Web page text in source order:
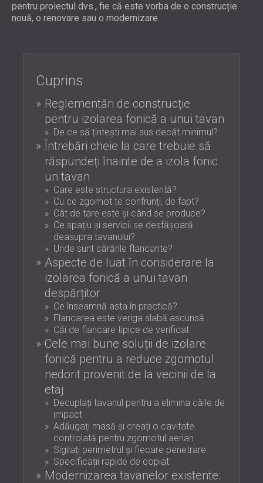
ECHIPAMENTELOR, GENERATOARELOR ȘI
UNITĂȚILOR DE RĂCIRE
PENTRU STUDIOURI PROFESIONALE
TESTARE ȘI LABORATOARE
IZOLARE FONICA & PANOURI ACUSTICE
PENTRU RESTAURANTE SI CLUBURI
IZOLARE FONICA & SOLUȚII ACUSTICE
PENTRU HOTELURI
IZOLARE FONICA & PANOURI ACUSTICE
PENTRU SĂLI ȘI TEATRE
SOLUȚII DE IZOLARE FONICĂ ȘI ACUSTICĂ
PENTRU SPAȚII COMERCIALE
IZOLARE FONICĂ ȘI ACUSTICĂ PENTRU
UNITĂȚI DE ÎNVĂȚĂMÂNT
IZOLARE FONICA & PANOURI ACUSTICE
PENTRU UNITATILE DE ÎNGRIJIRE
MEDICALĂ
SOLUȚII DE IZOLARE FONICĂ ȘI ACUSTICĂ
PENTRU SECTORUL AUDIOLOGIE
SOLUȚII DE IZOLARE FONICĂ ȘI ACUSTICĂ
PENTRU CENTRE DE DATE
EXECUTIA PROIECTULUI
DOWNLOAD AREA
ROMÂNIA (RO)
GREAT BRITAIN (GB)
DEUTSCHLAND (DE)
ÖSTERREICH (AT)
SRBIJA (RS)
POLAND (PL)
FINLAND (FI)
РОССИЯ (RU)
USA (US)
SOUTH AFRICA (ZA)
pentru proiectul dvs., fie că este vorba de o construcție
nouă, o renovare sau o modernizare.
Cuprins
Reglementări de construcție
pentru izolarea fonică a unui tavan
De ce să țintești mai sus decât minimul?
Întrebări cheie la care trebuie să
răspundeți înainte de a izola fonic
un tavan
Care este structura existentă?
Cu ce zgomot te confrunți, de fapt?
Cât de tare este și când se produce?
Ce spațiu și servicii se desfășoară
deasupra tavanului?
Unde sunt cărările flancante?
Aspecte de luat în considerare la
izolarea fonică a unui tavan
despărțitor
Ce înseamnă asta în practică?
Flancarea este veriga slabă ascunsă
Căi de flancare tipice de verificat
Cele mai bune soluții de izolare
fonică pentru a reduce zgomotul
nedorit provenit de la vecinii de la
etaj
Decuplați tavanul pentru a elimina căile de
impact
Adăugați masă și creați o cavitate
controlată pentru zgomotul aerian
Sigilați perimetrul și fiecare penetrare
Specificații rapide de copiat
Modernizarea tavanelor existente: